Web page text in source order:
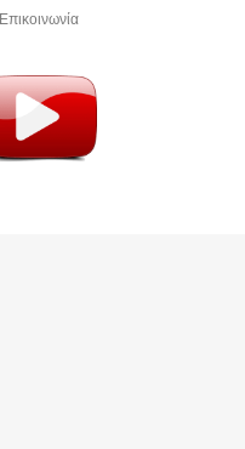
Επικοινωνία